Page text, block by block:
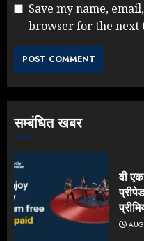
Save my name,
browser for the next
सम्बंधित खबर
वी